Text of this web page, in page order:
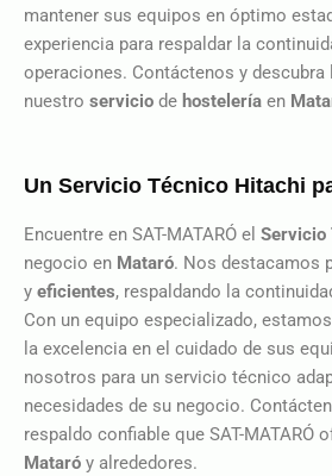
mantener sus equipos en óptimo
experiencia para respaldar la
operaciones. Contáctenos y descubra
nuestro servicio de hostelería en
Un Servicio Técnico Hitachi
Encuentre en SAT-MATARÓ el Servicio
negocio en Mataró. Nos destacamos
y eficientes, respaldando la
Con un equipo especializado,
la excelencia en el cuidado de sus
nosotros para un servicio técnico
necesidades de su negocio.
respaldo confiable que SAT-MATARÓ
Mataró y alrededores.